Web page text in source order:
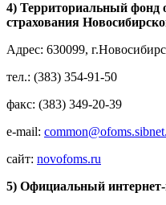
4) Территориальный фонд
страхования
Адрес: 630099,
тел.: (383) 354-91-50
факс: (383) 349-20-39
е-mail:
сайт: novofoms.ru
5) Официальный